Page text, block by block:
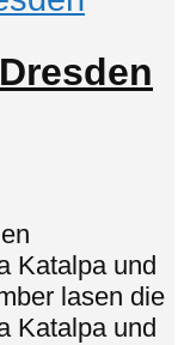
Katalpa und
lasen die
Katalpa und